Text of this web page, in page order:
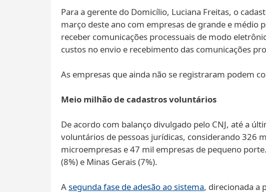
Para a gerente do Domicílio, Luciana Freitas, o
março deste ano com empresas de grande e médio
receber comunicações processuais de modo
custos no envio e recebimento das comunicações
As empresas que ainda não se registraram podem
Meio milhão de cadastros voluntários
De acordo com balanço divulgado pelo CNJ, até a
voluntários de pessoas jurídicas, considerando 326
microempresas e 47 mil empresas de pequeno
(8%) e Minas Gerais (7%).
Asegunda fase de adesão ao sistema, direcionada a